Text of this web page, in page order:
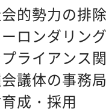
会的勢力の排
ーロンダリン
プライアンス
会議体の事務
育成・採用